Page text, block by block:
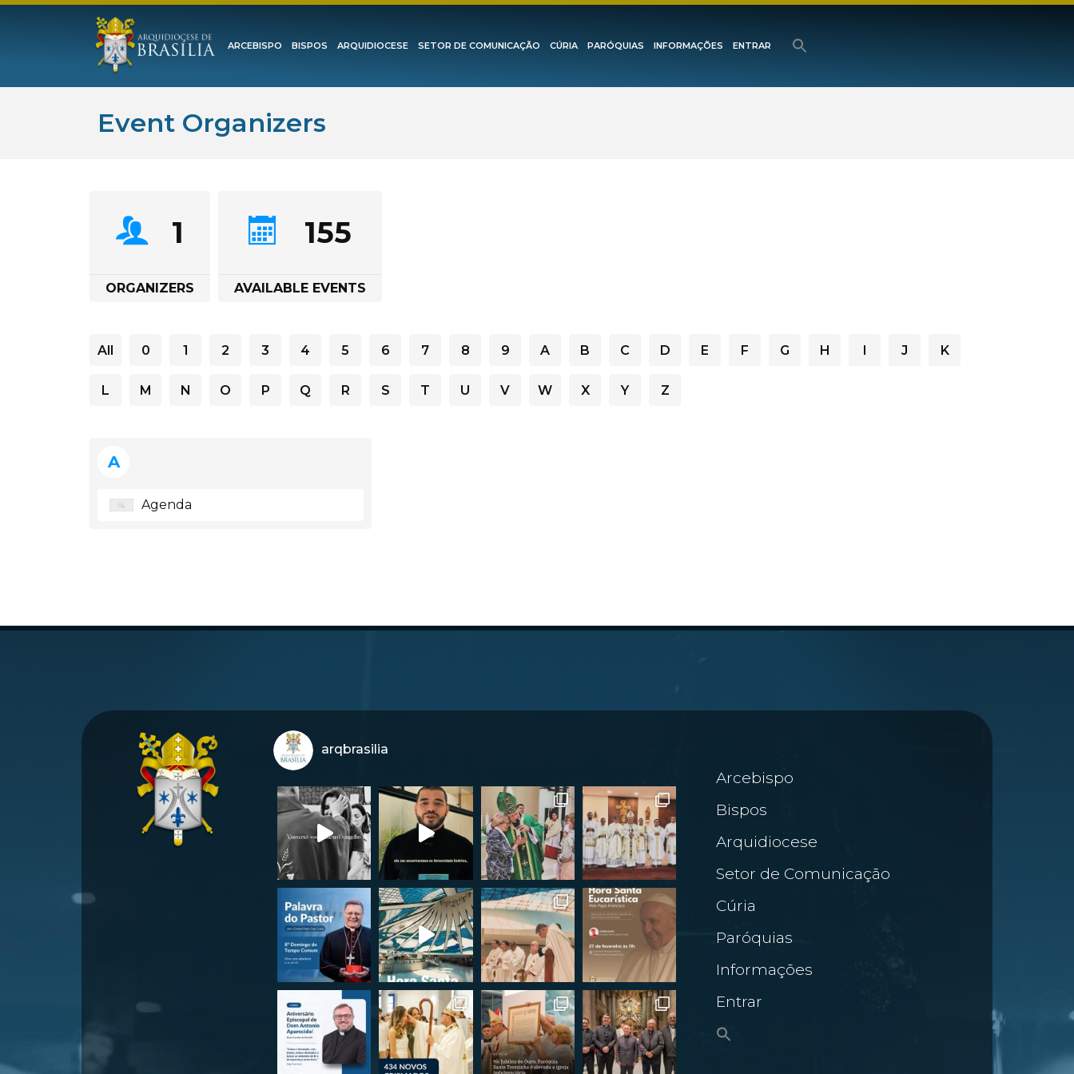
ARCEBISPO BISPOS ARQUIDIOCESE SETOR DE COMUNICAÇÃO CÚRIA PARÓQUIAS INFORMAÇÕES ENTRAR
Event Organizers
1
ORGANIZERS
155
AVAILABLE EVENTS
All 0 1 2 3 4 5 6 7 8 9 A B C D E F G H I J K
L M N O P Q R S T U V W X Y Z
A
Agenda
arqbrasilia
Arcebispo
Bispos
Arquidiocese
Setor de Comunicação
Cúria
Paróquias
Informações
Entrar